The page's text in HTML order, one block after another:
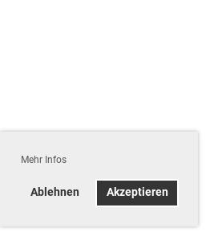
Mehr Infos
Ablehnen Akzeptieren